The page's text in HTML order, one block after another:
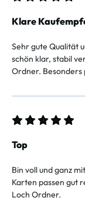
Klare
Sehr gute Qualität
schön klar, stabil
Ordner. Besonders
Top
Bin voll und ganz
Karten passen gut
Loch Ordner.